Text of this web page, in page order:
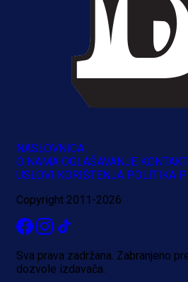
NASLOVNICA
O NAMA OGLAŠAVANJE KONTAKT
USLOVI KORIŠTENJA POLITIKA
Copyright 2011-2026
Sva prava zadržana. Zabranjeno
dozvole izdavača.